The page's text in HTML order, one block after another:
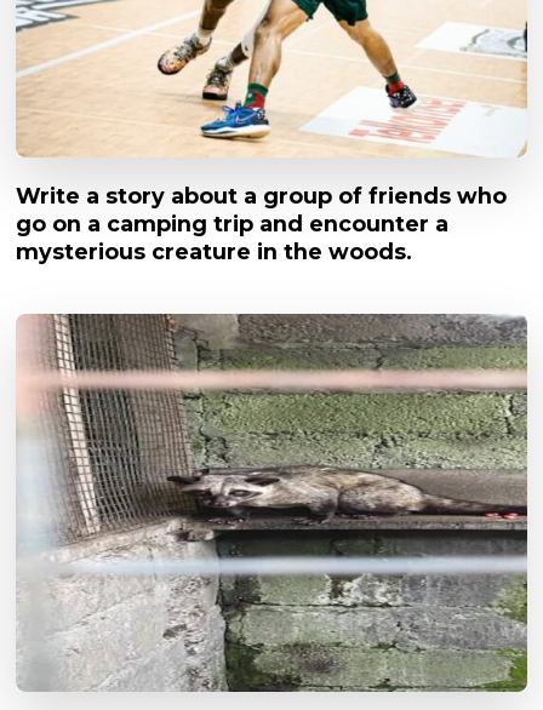
Write a story about a group of friends who
go on a camping trip and encounter a
mysterious creature in the woods.